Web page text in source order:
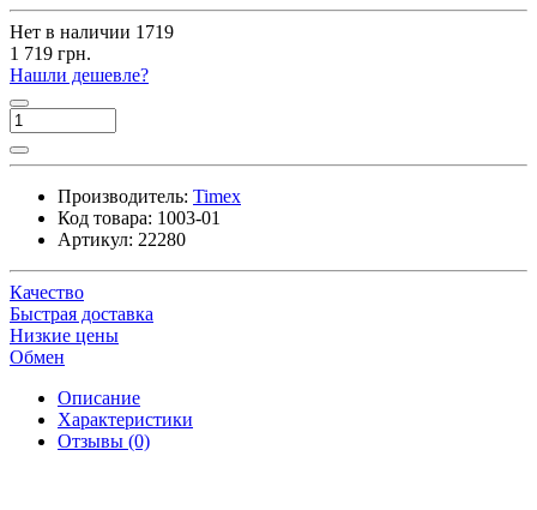
Нет в наличии 1719
1 719 грн.
Нашли дешевле?
Производитель: Timex
Код товара: 1003-01
Артикул: 22280
Качество
Быстрая доставка
Низкие цены
Обмен
Описание
Характеристики
Отзывы (0)